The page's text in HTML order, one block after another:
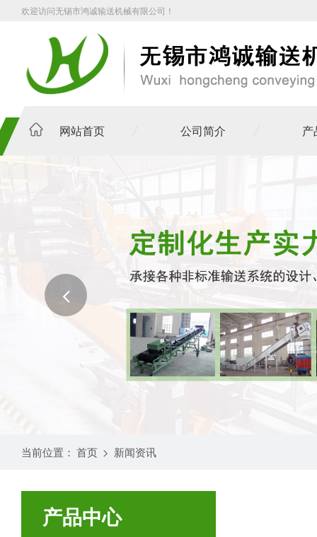
欢迎访问无锡市鸿诚输送机械有限公司！
网站首页 公司简介 产
当前位置： 首页 > 新闻资讯
产品中心